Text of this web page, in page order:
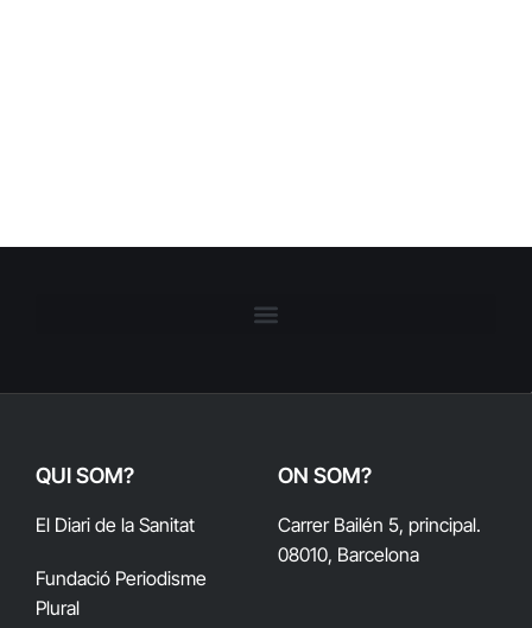
QUI SOM?
El Diari de la Sanitat
Fundació Periodisme
Plural
ON SOM?
Carrer Bailén 5, principal.
08010, Barcelona